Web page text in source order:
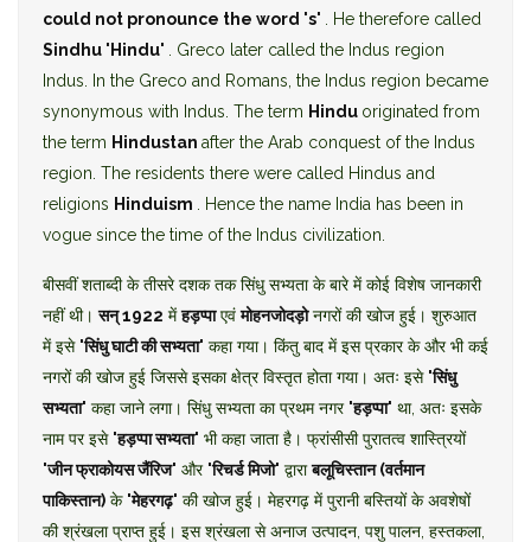
could not pronounce the word 's'
. He therefore called
Sindhu 'Hindu'
. Greco later called the Indus region
Indus. In the Greco and Romans, the Indus region became
synonymous with Indus. The term Hindu originated from
the term Hindustan after the Arab conquest of the Indus
region. The residents there were called Hindus and
religions Hinduism
. Hence the name India has been in
vogue since the time of the Indus civilization.
बीसवीं शताब्दी के तीसरे दशक तक सिंधु सभ्यता के बारे में कोई विशेष जानकारी
नहीं थी।सन् 1922 मेंहड़प्पाएवंमोहनजोदड़ोनगरों की खोज हुई। शुरुआत
में इसे 'सिंधु घाटी की सभ्यता' कहा गया। किंतु बाद में इस प्रकार के और भी कई
नगरों की खोज हुई जिससे इसका क्षेत्र विस्तृत होता गया। अतः इसे 'सिंधु
सभ्यता' कहा जाने लगा। सिंधु सभ्यता का प्रथम नगर 'हड़प्पा' था, अतः इसके
नाम पर इसे 'हड़प्पा सभ्यता' भी कहा जाता है। फ्रांसीसी पुरातत्व शास्त्रियों
'जीन फ्राकोयस जैंरिज' और 'रिचर्ड मिजो' द्वाराबलूचिस्तान (वर्तमान
पाकिस्तान) के 'मेहरगढ़' की खोज हुई। मेहरगढ़ में पुरानी बस्तियों के अवशेषों
की श्रंखला प्राप्त हुई। इस श्रंखला से अनाज उत्पादन, पशु पालन, हस्तकला,